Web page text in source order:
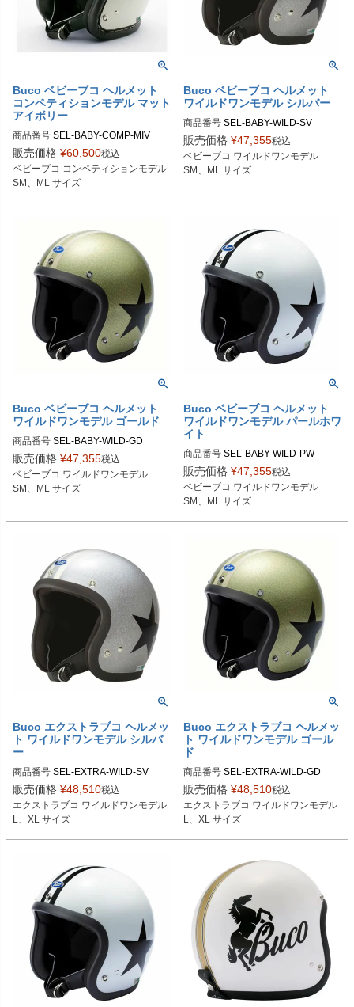
Buco ベビーブコ ヘルメット
コンペティションモデル マット
アイボリー
商品番号 SEL-BABY-COMP-MIV
SMサイズ商品コード：0107BBCC0
1M3
1M4
Buco（ブコ）
販売価格 ¥60,500税込
ベビーブコ コンペティションモデル
SM、ML サイズ
Buco ベビーブコ ヘルメット
ワイルドワンモデル シルバー
商品番号 SEL-BABY-WILD-SV
SMサイズ商品コード：0107BBCAW
O3
販売価格 ¥47,355税込
ベビーブコ ワイルドワンモデル
SM、ML サイズ
Buco ベビーブコ ヘルメット
ワイルドワンモデル ゴールド
商品番号 SEL-BABY-WILD-GD
SMサイズ商品コード：0107BBCAW
O163
販売価格 ¥47,355税込
ベビーブコ ワイルドワンモデル
SM、ML サイズ
Buco ベビーブコ ヘルメット
ワイルドワンモデル パールホワ
イト
商品番号 SEL-BABY-WILD-PW
SMサイズ商品コード：0107BBCAW
O013
O014
Buco（ブコ）
販売価格 ¥47,355税込
ベビーブコ ワイルドワンモデル
SM、ML サイズ
Buco エクストラブコ ヘルメッ
ト ワイルドワンモデル シルバ
ー
商品番号 SEL-EXTRA-WILD-SV
Lサイズ商品コード：0107EBCAWO
5
O6
Buco（ブコ）
販売価格 ¥48,510税込
エクストラブコ ワイルドワンモデル
L、XL サイズ
Buco エクストラブコ ヘルメッ
ト ワイルドワンモデル ゴール
ド
商品番号 SEL-EXTRA-WILD-GD
Lサイズ商品コード：0107EBCAWO
165
O166
Buco（ブコ）
販売価格 ¥48,510税込
エクストラブコ ワイルドワンモデル
L、XL サイズ